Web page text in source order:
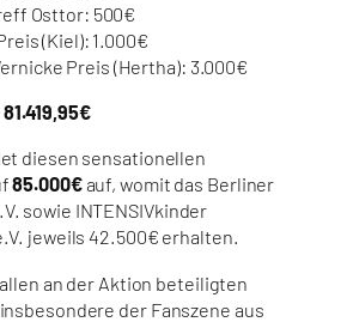
Osttor: 500€
(Kiel): 1.000€
Preis (Hertha): 3.000€
diesen sensationellen
85.000€auf, womit das Berliner
sowie INTENSIVkinder
jeweils 42.500€ erhalten.
an der Aktion beteiligten
der Fanszene aus